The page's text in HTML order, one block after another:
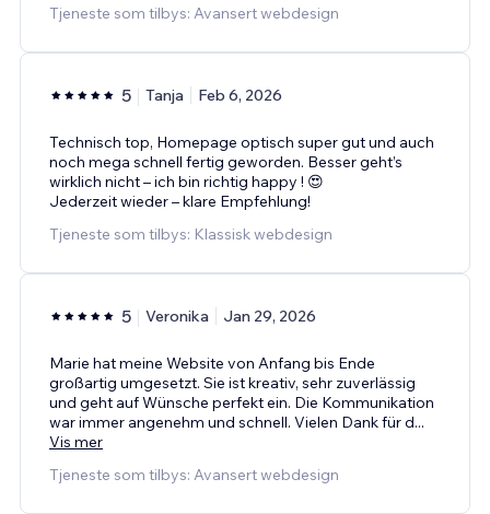
Tjeneste som tilbys: Avansert webdesign
5 Tanja Feb 6, 2026
Technisch top, Homepage optisch super gut und auch
noch mega schnell fertig geworden. Besser geht’s
wirklich nicht – ich bin richtig happy ! 😍
Jederzeit wieder – klare Empfehlung!
Tjeneste som tilbys: Klassisk webdesign
5 Veronika Jan 29, 2026
Marie hat meine Website von Anfang bis Ende
großartig umgesetzt. Sie ist kreativ, sehr zuverlässig
und geht auf Wünsche perfekt ein. Die Kommunikation
war immer angenehm und schnell. Vielen Dank für d...
Vis mer
Tjeneste som tilbys: Avansert webdesign